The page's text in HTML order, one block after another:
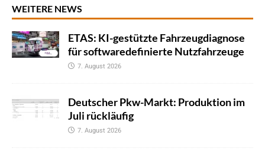
WEITERE NEWS
ETAS: KI-gestützte Fahrzeugdiagnose
für softwaredefinierte Nutzfahrzeuge
7. August 2026
Deutscher Pkw-Markt: Produktion im
Juli rückläufig
7. August 2026